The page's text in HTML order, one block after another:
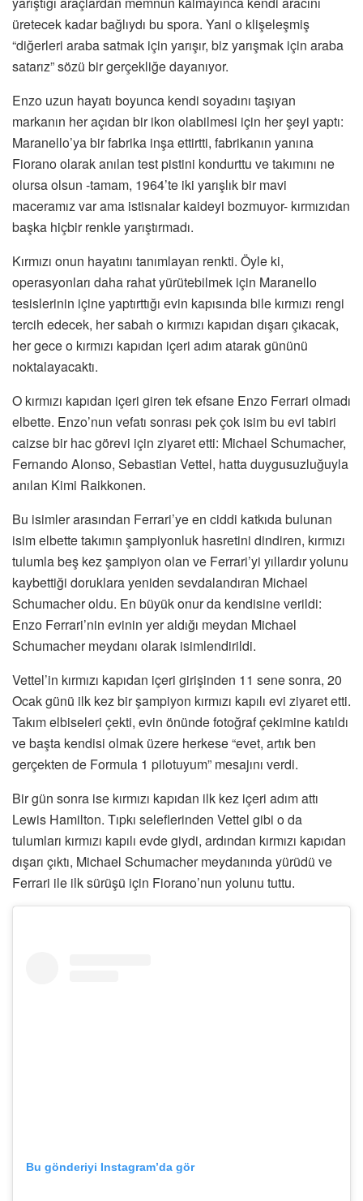
üretecek kadar bağlıydı bu spora. Yani o klişeleşmiş
“diğerleri araba satmak için yarışır, biz yarışmak için araba
satarız” sözü bir gerçekliğe dayanıyor.
Enzo uzun hayatı boyunca kendi soyadını taşıyan
markanın her açıdan bir ikon olabilmesi için her şeyi yaptı:
Maranello’ya bir fabrika inşa ettirtti, fabrikanın yanına
Fiorano olarak anılan test pistini kondurttu ve takımını ne
olursa olsun -tamam, 1964’te iki yarışlık bir mavi
maceramız var ama istisnalar kaideyi bozmuyor- kırmızıdan
başka hiçbir renkle yarıştırmadı.
Kırmızı onun hayatını tanımlayan renkti. Öyle ki,
operasyonları daha rahat yürütebilmek için Maranello
tesislerinin içine yaptırttığı evin kapısında bile kırmızı rengi
tercih edecek, her sabah o kırmızı kapıdan dışarı çıkacak,
her gece o kırmızı kapıdan içeri adım atarak gününü
noktalayacaktı.
O kırmızı kapıdan içeri giren tek efsane Enzo Ferrari olmadı
elbette. Enzo’nun vefatı sonrası pek çok isim bu evi tabiri
caizse bir hac görevi için ziyaret etti: Michael Schumacher,
Fernando Alonso, Sebastian Vettel, hatta duygusuzluğuyla
anılan Kimi Raikkonen.
Bu isimler arasından Ferrari’ye en ciddi katkıda bulunan
isim elbette takımın şampiyonluk hasretini dindiren, kırmızı
tulumla beş kez şampiyon olan ve Ferrari’yi yıllardır yolunu
kaybettiği doruklara yeniden sevdalandıran Michael
Schumacher oldu. En büyük onur da kendisine verildi:
Enzo Ferrari’nin evinin yer aldığı meydan Michael
Schumacher meydanı olarak isimlendirildi.
Vettel’in kırmızı kapıdan içeri girişinden 11 sene sonra, 20
Ocak günü ilk kez bir şampiyon kırmızı kapılı evi ziyaret etti.
Takım elbiseleri çekti, evin önünde fotoğraf çekimine katıldı
ve başta kendisi olmak üzere herkese “evet, artık ben
gerçekten de Formula 1 pilotuyum” mesajını verdi.
Bir gün sonra ise kırmızı kapıdan ilk kez içeri adım attı
Lewis Hamilton. Tıpkı seleflerinden Vettel gibi o da
tulumları kırmızı kapılı evde giydi, ardından kırmızı kapıdan
dışarı çıktı, Michael Schumacher meydanında yürüdü ve
Ferrari ile ilk sürüşü için Fiorano’nun yolunu tuttu.
Bu gönderiyi Instagram’da gör